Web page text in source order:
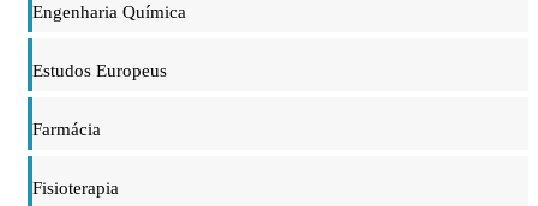
Engenharia Química
Estudos Europeus
Farmácia
Fisioterapia